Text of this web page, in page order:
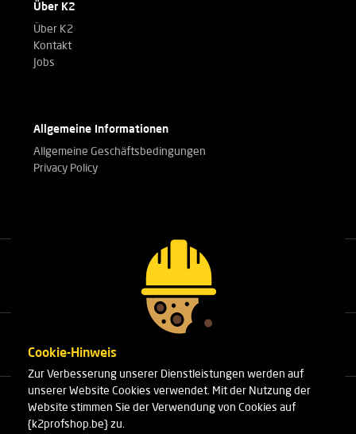
Über K2
Über K2
Kontakt
Jobs
Allgemeine Informationen
Allgemeine Geschäftsbedingungen
Privacy Policy
Rufen Sie unsere Experten an.
+32(0)3 303 14 53
Cleydaellaan 10 Unit 8
B-2630 Aartselaar
Telefon: +32(0)3 303 14 53
Cookie-Hinweis
Zur Verbesserung unserer Dienstleistungen werden auf
unserer Website Cookies verwendet. Mit der Nutzung der
Website stimmen Sie der Verwendung von Cookies auf
{k2profshop.be} zu.